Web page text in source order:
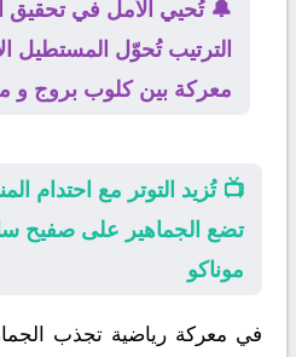
🔔 تُحيي الأمل في تحقيق
الترتيب تُحوّل المستطيل
معركة بين كلوب بروج و
📺 تُزيد التوتر مع احتدام
تضع الجماهير على صفيح
موناكو
في معركة رياضية تجذب